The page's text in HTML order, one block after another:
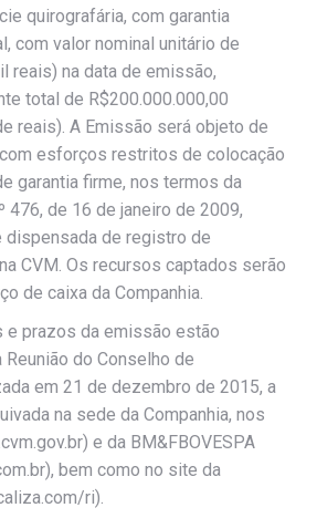
quirografária, com garantia
com valor nominal unitário de
reais) na data de emissão,
total de R$200.000.000,00
reais). A Emissão será objeto de
esforços restritos de colocação
garantia firme, nos termos da
476, de 16 de janeiro de 2009,
dispensada de registro de
CVM. Os recursos captados serão
de caixa da Companhia.
e prazos da emissão estão
do Conselho de
em 21 de dezembro de 2015, a
na sede da Companhia, nos
e da BM&FBOVESPA
bem como no site da
ri).